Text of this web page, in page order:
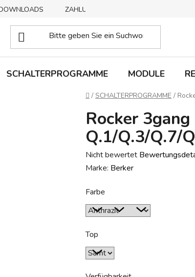
ZAHLUNGSMETHODEN
SCHALTERPROGRAMME MODULE
Startseite
/ SCHALTERPROGRAMME /
Rocker
Q.1/Q.3/Q.7/
Die
durchschnittliche
ist
0,0
von
5
Sternen.
Nicht bewertet
Marke: Berker
Farbe
Top